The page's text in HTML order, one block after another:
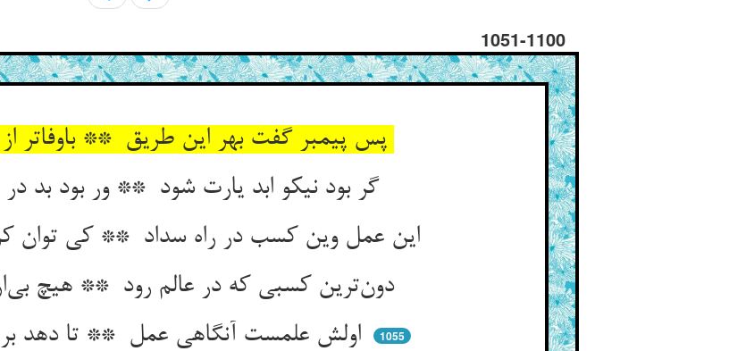
1051-1100
پس پیمبر گفت بهر این طریق ** باوفاتر از عمل نبود رفیق
گر بود نیکو ابد یارت شود ** ور بود بد در لحد مارت شود
این عمل وین کسب در راه سداد ** کی توان کرد ای پدر بی‌اوستاد
دون‌ترین کسبی که در عالم رود ** هیچ بی‌ارشاد استادی بود
اولش علمست آنگاهی عمل ** تا دهد بر بعد مهلت یا اجل
1055